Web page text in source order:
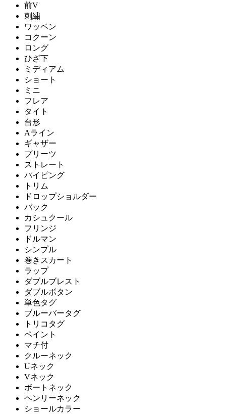
前V
刺繍
ワッペン
コクーン
ロング
ひざ下
ミディアム
ショート
ミニ
フレア
タイト
台形
Aライン
ギャザー
プリーツ
ストレート
パイピング
トリム
ドロップショルダー
バック
カシュクール
フリンジ
ドルマン
シンプル
巻きスカート
ラップ
ダブルブレスト
ダブルボタン
単色タグ
ブルーバータグ
トリコタグ
ペイント
マチ付
クルーネック
Uネック
Vネック
ボートネック
ヘンリーネック
ショールカラー